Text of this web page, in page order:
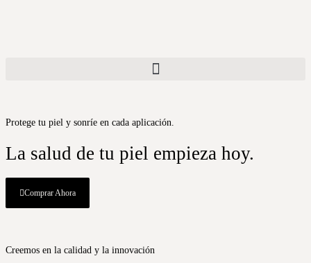
Protege tu piel y sonríe en cada aplicación.
La salud de tu piel empieza hoy.
Comprar Ahora
Creemos en la calidad y la innovación